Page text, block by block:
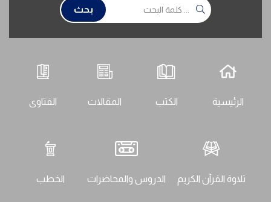
بحث
الرئيسية الكتب المقالات الفتاوى
تلاوة القرآن الكريم الدروس والمحاضرات الخطب